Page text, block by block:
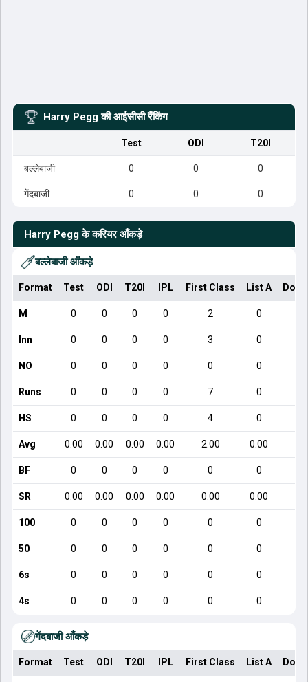
Harry Pegg की आईसीसी रैंकिंग
Test ODI T20I
बल्लेबाजी 0 0 0
गेंदबाजी 0 0 0
Harry Pegg के करियर आँकड़े
बल्लेबाजी आँकड़े
Format Test ODI T20I IPL First Class List A
M 0 0 0 0 2 0
Inn 0 0 0 0 3 0
NO 0 0 0 0 0 0
Runs 0 0 0 0 7 0
HS 0 0 0 0 4 0
Avg 0.00 0.00 0.00 0.00 2.00 0.00
BF 0 0 0 0 0 0
SR 0.00 0.00 0.00 0.00 0.00 0.00
100 0 0 0 0 0 0
50 0 0 0 0 0 0
6s 0 0 0 0 0 0
4s 0 0 0 0 0 0
गेंदबाजी आँकड़े
Format Test ODI T20I IPL First Class List A